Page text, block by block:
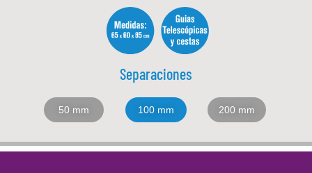
Separaciones
50 mm 100 mm 200 mm